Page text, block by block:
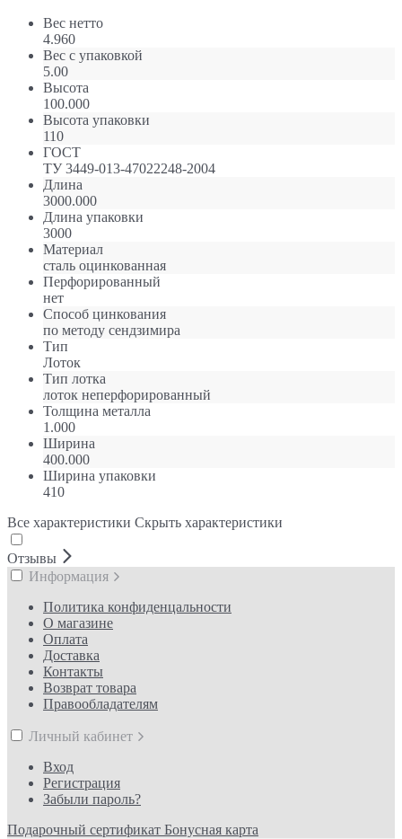
Вес нетто
4.960
Вес с упаковкой
5.00
Высота
100.000
Высота упаковки
110
ГОСТ
ТУ 3449-013-47022248-2004
Длина
3000.000
Длина упаковки
3000
Материал
сталь оцинкованная
Перфорированный
нет
Способ цинкования
по методу сендзимира
Тип
Лоток
Тип лотка
лоток неперфорированный
Толщина металла
1.000
Ширина
400.000
Ширина упаковки
410
Все характеристики Скрыть характеристики
Отзывы
Информация
Политика конфиденцальности
О магазине
Оплата
Доставка
Контакты
Возврат товара
Правообладателям
Личный кабинет
Вход
Регистрация
Забыли пароль?
Подарочный сертификат Бонусная карта